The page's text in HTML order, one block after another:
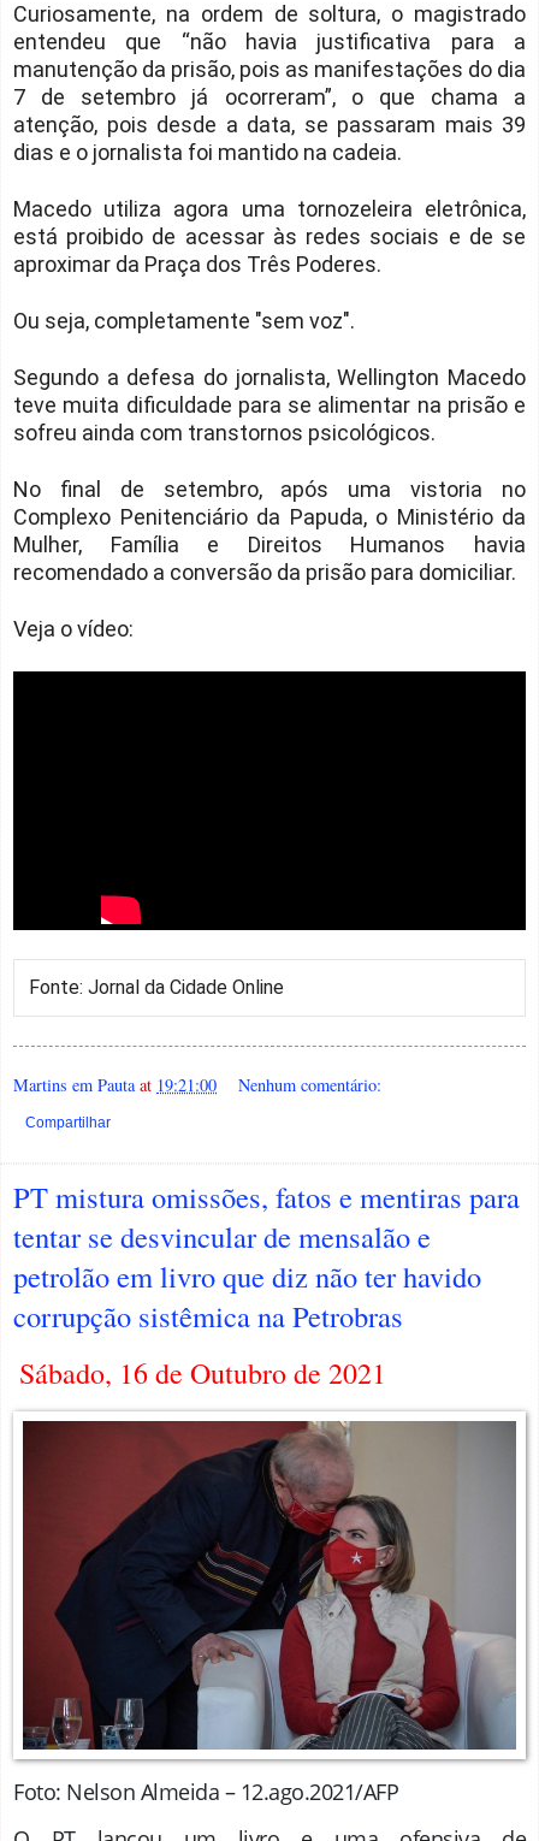
Curiosamente, na ordem de soltura, o magistrado
entendeu que “não havia justificativa para a
manutenção da prisão, pois as manifestações do dia
7 de setembro já ocorreram”, o que chama a
atenção, pois desde a data, se passaram mais 39
dias e o jornalista foi mantido na cadeia.
Macedo utiliza agora uma tornozeleira eletrônica,
está proibido de acessar às redes sociais e de se
aproximar da Praça dos Três Poderes.
Ou seja, completamente "sem voz".
Segundo a defesa do jornalista, Wellington Macedo
teve muita dificuldade para se alimentar na prisão e
sofreu ainda com transtornos psicológicos.
No final de setembro, após uma vistoria no
Complexo Penitenciário da Papuda, o Ministério da
Mulher, Família e Direitos Humanos havia
recomendado a conversão da prisão para domiciliar.
Veja o vídeo:
Fonte: Jornal da Cidade Online
Martins em Pauta at 19:21:00 Nenhum comentário:
Compartilhar
PT mistura omissões, fatos e mentiras para
tentar se desvincular de mensalão e
petrolão em livro que diz não ter havido
corrupção sistêmica na Petrobras
Sábado, 16 de Outubro de 2021
Foto: Nelson Almeida – 12.ago.2021/AFP